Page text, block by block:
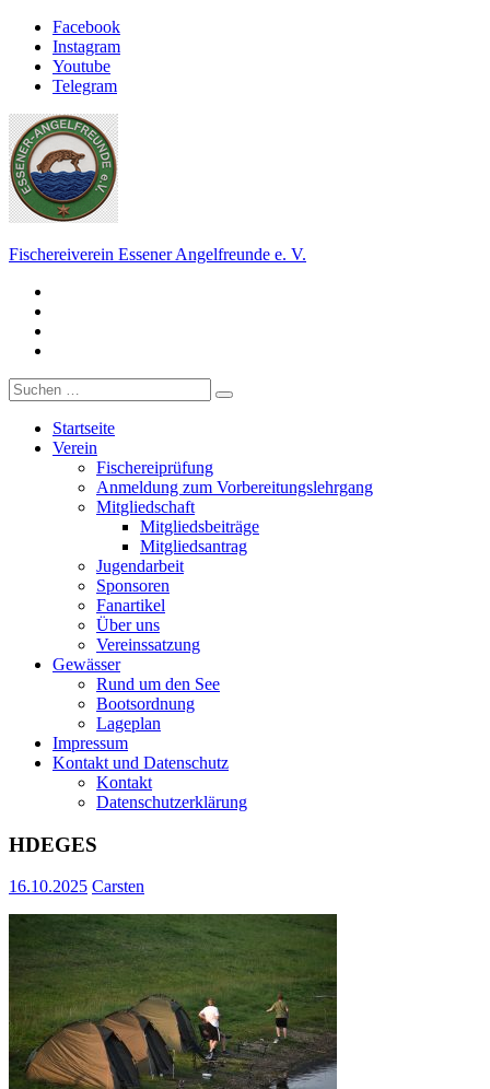
Zum
Inhalt
springen
Facebook
Instagram
Youtube
Telegram
Fischereiverein Essener Angelfreunde e. V.
Der Angelverein in Essen.
Suche
nach:
Startseite
Verein
Fischereiprüfung
Anmeldung zum Vorbereitungslehrgang
Mitgliedschaft
Mitgliedsbeiträge
Mitgliedsantrag
Jugendarbeit
Sponsoren
Fanartikel
Über uns
Vereinssatzung
Gewässer
Rund um den See
Bootsordnung
Lageplan
Impressum
Kontakt und Datenschutz
Kontakt
Datenschutzerklärung
HDEGES
16.10.2025 Carsten